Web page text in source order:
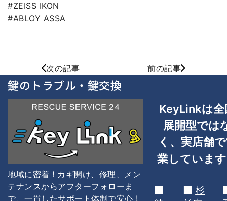
#ZEISS IKON
#ABLOY ASSA
次の記事 前の記事
鍵のトラブル・鍵交換
地域に密着 ! カギ開け、修理、メン
テナンスからアフターフォローま
で、一貫したサポート体制で安心 !
KeyLinkは
展開型では
く、 実店舗で
業していま
■
■ 杉